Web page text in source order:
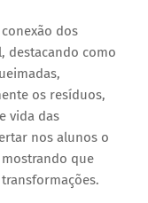
dos
destacando como
os resíduos,
vida das
nos alunos o
que